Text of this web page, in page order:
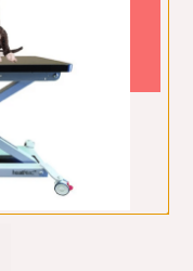
i biodrowych z